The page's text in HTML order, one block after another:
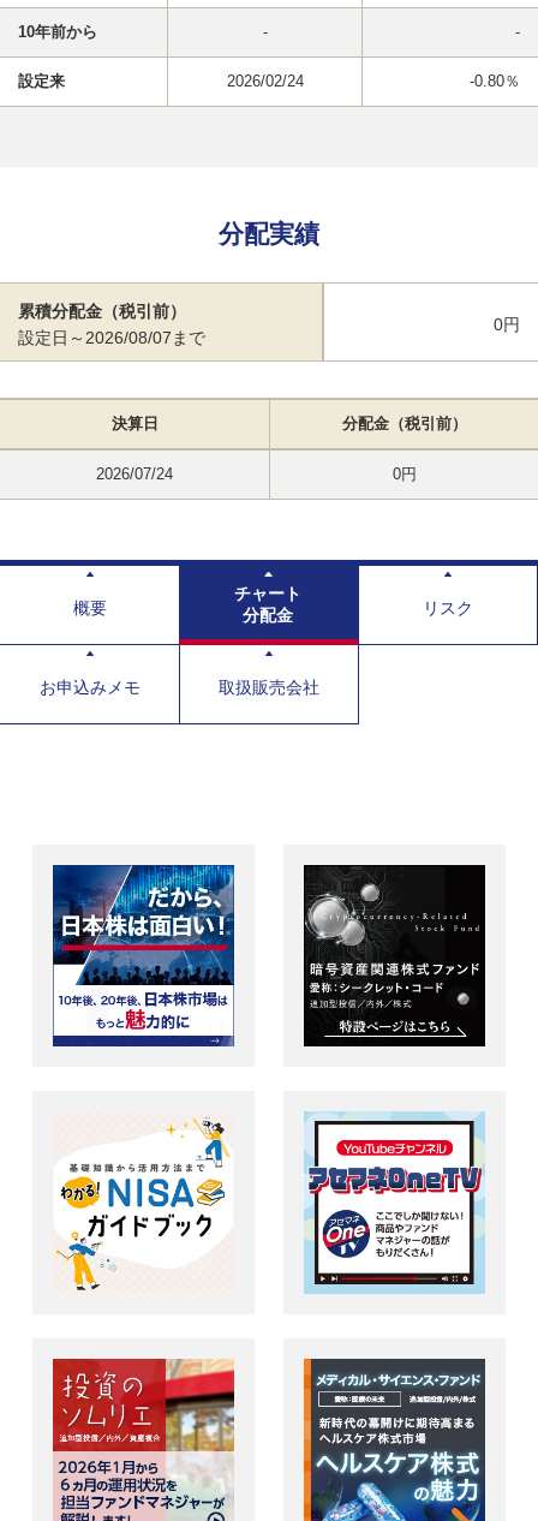
10年前から - -
設定来 2026/02/24 -0.80％
分配実績
累積分配金（税引前）
設定日～2026/08/07まで
0円
決算日 分配金（税引前）
2026/07/24 0円
概要
チャート
分配金
リスク
お申込みメモ 取扱販売会社